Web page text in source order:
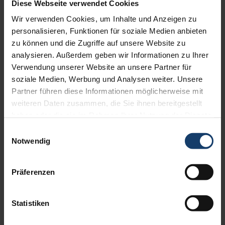
Diese Webseite verwendet Cookies
Wir verwenden Cookies, um Inhalte und Anzeigen zu
personalisieren, Funktionen für soziale Medien anbieten
zu können und die Zugriffe auf unsere Website zu
analysieren. Außerdem geben wir Informationen zu Ihrer
Verwendung unserer Website an unsere Partner für
soziale Medien, Werbung und Analysen weiter. Unsere
Partner führen diese Informationen möglicherweise mit
weiteren Daten zusammen, die Sie ihnen bereitgestellt
Notwendig
Präferenzen
Statistiken
Markisengenießen Sie kühlen Schatten genau dort, wo Sie ihn
benötigen!
Durch diefassadenunabhängige Montageerfüllt das
Freigestell auch den Wunsch nach der Traummarkise bei
Renovierungen denkmalgeschützer Gebäude, Fertighäusern
und anderen
komplexen statischen Gegebenheiten .
Die große Auswahl an hochwertigen Markisenstoffen und Dessins
sowie die Vielzahl an Farben aus der WAREMA Farbwelt
ermöglichen zusätzliche gestalterische Akzente in Ihrem Garten.
Möchten auch Sie Ihren Freiraum erweitern? Zögern Sie nicht